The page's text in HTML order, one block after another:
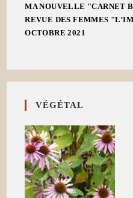
MA NOUVELLE "CARNET
REVUE DES FEMMES
OCTOBRE 2021
VÉGÉTAL